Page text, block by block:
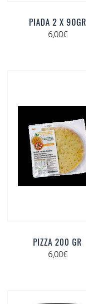
PIADA 2 X 90GR
6,00€
PIZZA 200 GR
6,00€